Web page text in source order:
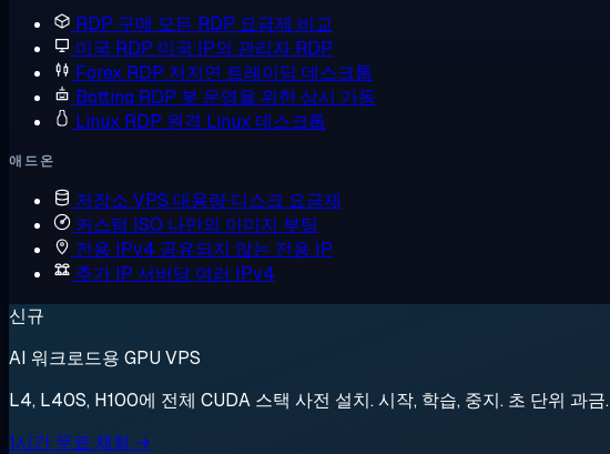
RDP 구매 모든 RDP 요금제 비교
미국 RDP 미국 IP의 관리자 RDP
Forex RDP 저지연 트레이딩 데스크톱
Botting RDP 봇 운영을 위한 상시 가동
Linux RDP 원격 Linux 데스크톱
애드온
저장소 VPS 대용량 디스크 요금제
커스텀 ISO 나만의 이미지 부팅
전용 IPv4 공유되지 않는 전용 IP
추가 IP 서버당 여러 IPv4
신규
AI 워크로드용 GPU VPS
L4, L40S, H100에 전체 CUDA 스택 사전 설치. 시작, 학습, 중지. 초 단위 과금.
1시간 무료 체험 →